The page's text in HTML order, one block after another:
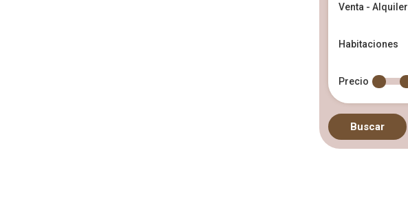
Venta - Alquiler
Habitaciones
Precio
Buscar